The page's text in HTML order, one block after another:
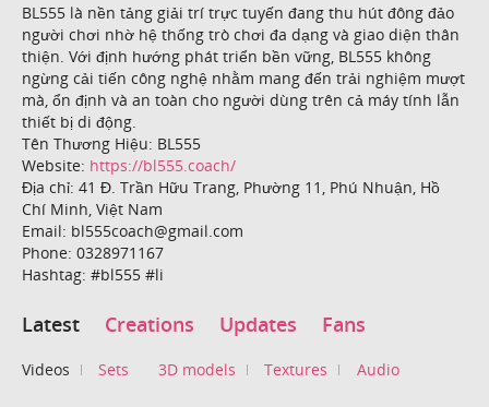
BL555 là nền tảng giải trí trực tuyến đang thu hút đông đảo
người chơi nhờ hệ thống trò chơi đa dạng và giao diện thân
thiện. Với định hướng phát triển bền vững, BL555 không
ngừng cải tiến công nghệ nhằm mang đến trải nghiệm mượt
mà, ổn định và an toàn cho người dùng trên cả máy tính lẫn
thiết bị di động.
Tên Thương Hiệu: BL555
Website: https://bl555.coach/
Địa chỉ: 41 Đ. Trần Hữu Trang, Phường 11, Phú Nhuận, Hồ
Chí Minh, Việt Nam
Email: bl555coach@gmail.com
Phone: 0328971167
Hashtag: #bl555 #li
Latest Creations Updates Fans
Videos Sets 3D models Textures Audio